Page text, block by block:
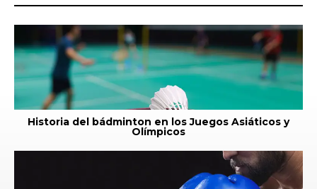
Historia del bádminton en los Juegos Asiáticos y
Olímpicos